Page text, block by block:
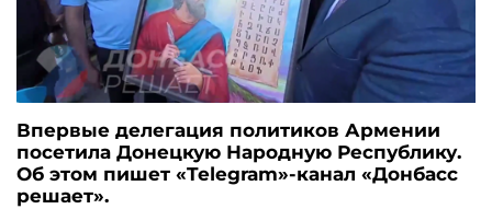
Впервые делегация политиков Армении
посетила Донецкую Народную Республику.
Об этом пишет «Telegram»-канал «Донбасс
решает».